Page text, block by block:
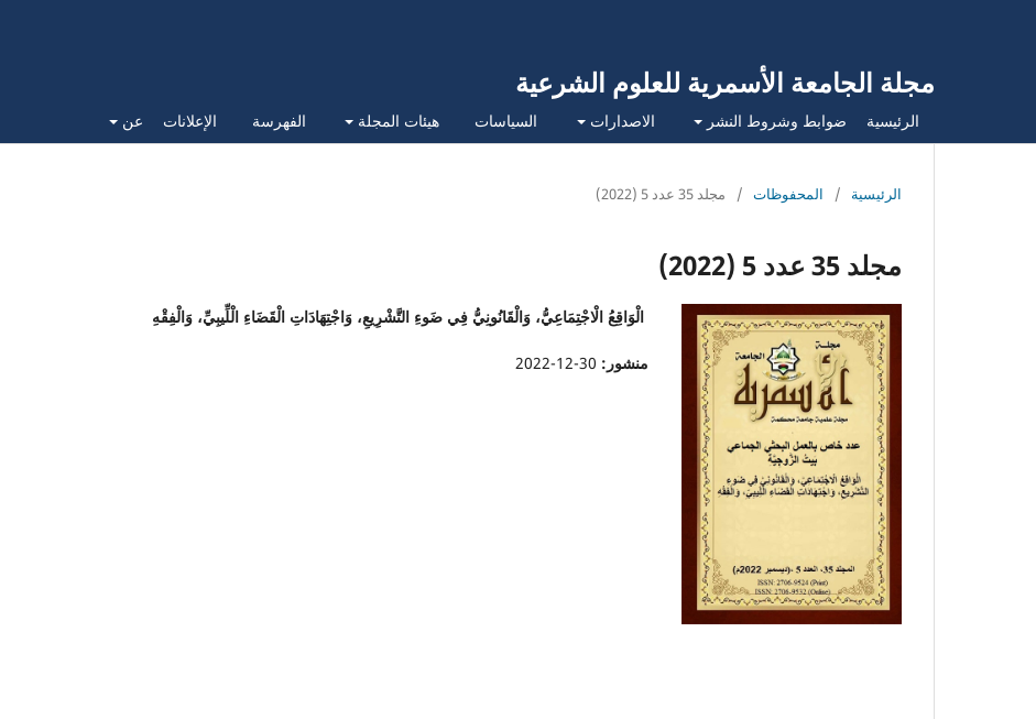
مجلة الجامعة الأسمرية للعلوم الشرعية
الرئيسية ضوابط وشروط النشر الاصدارات السياسات هيئات المجلة الفهرسة الإعلانات عن
الرئيسية / المحفوظات / مجلد 35 عدد 5 (2022)
مجلد 35 عدد 5 (2022)
الْوَاقِعُ الْاجْتِمَاعِيُّ، وَالْقَانُونِيُّ فِي ضَوءِ التَّشْرِيعِ، وَاجْتِهَادَاتِ الْقَضَاءِ الْلِّيبِيِّ، وَالْفِقْهِ
منشور: 30-12-2022